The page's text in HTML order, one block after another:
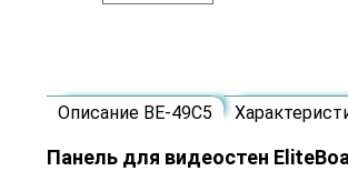
Описание BE-49C5
Панель для видеостен